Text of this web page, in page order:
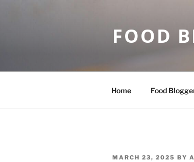
FOOD
Home Food
POSTED
MARCH 23, 2025 BY